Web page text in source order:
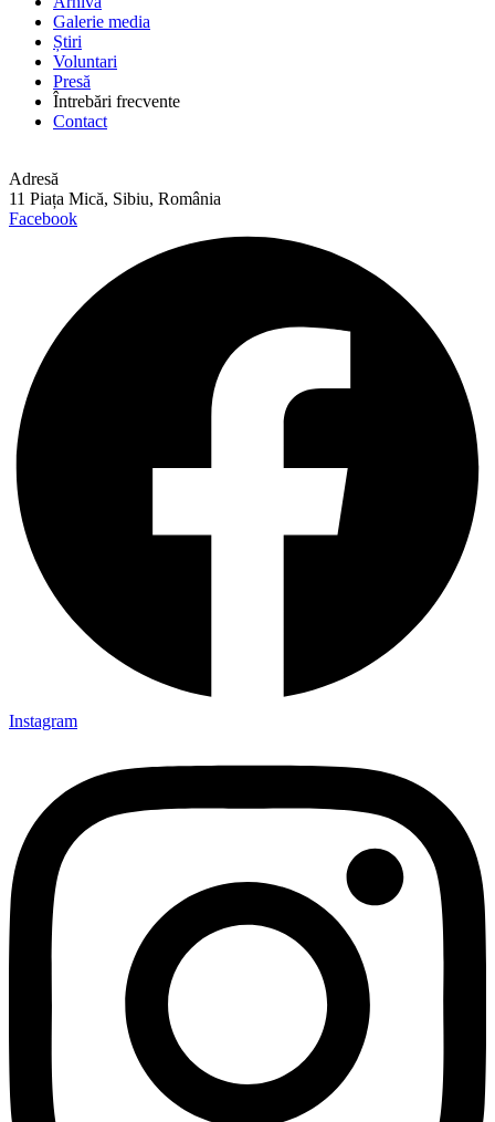
Galerie media
Știri
Voluntari
Presă
Întrebări frecvente
Contact
Adresă
11 Piața Mică, Sibiu, România
Facebook
Instagram